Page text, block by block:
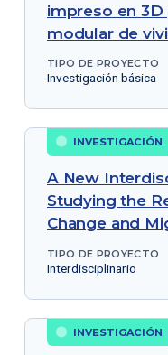
impreso en
modular de
TIPO DE PROYECTO
Investigación básica
INVESTIGACIÓN
A New
Studying the
Change and
TIPO DE PROYECTO
Interdisciplinario
INVESTIGACIÓN